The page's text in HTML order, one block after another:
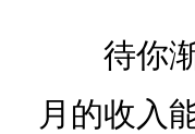
待你渐
月的收入